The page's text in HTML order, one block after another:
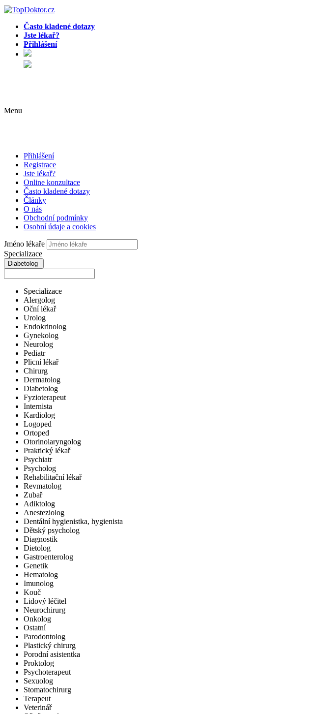
Často kladené dotazy
Jste lékař?
Přihlášení
Menu
Přihlášení
Registrace
Jste lékař?
Online konzultace
Často kladené dotazy
Články
O nás
Obchodní podmínky
Osobní údaje a cookies
Jméno lékaře
Specializace
Diabetolog
Specializace
Alergolog
Oční lékař
Urolog
Endokrinolog
Gynekolog
Neurolog
Pediatr
Plicní lékař
Chirurg
Dermatolog
Diabetolog
Fyzioterapeut
Internista
Kardiolog
Logoped
Ortoped
Otorinolaryngolog
Praktický lékař
Psychiatr
Psycholog
Rehabilitační lékař
Revmatolog
Zubař
Adiktolog
Anesteziolog
Dentální hygienistka, hygienista
Dětský psycholog
Diagnostik
Dietolog
Gastroenterolog
Genetik
Hematolog
Imunolog
Kouč
Lidový léčitel
Neurochirurg
Onkolog
Ostatní
Parodontolog
Plastický chirurg
Porodní asistentka
Proktolog
Psychoterapeut
Sexuolog
Stomatochirurg
Terapeut
Veterinář